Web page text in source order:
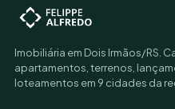
Imobiliária em Dois Irmãos/RS.
apartamentos, terrenos,
loteamentos em 9 cidades da